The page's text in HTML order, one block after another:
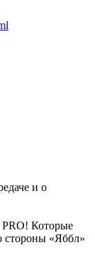
и о
PRO! Которые
стороны «Яббл»